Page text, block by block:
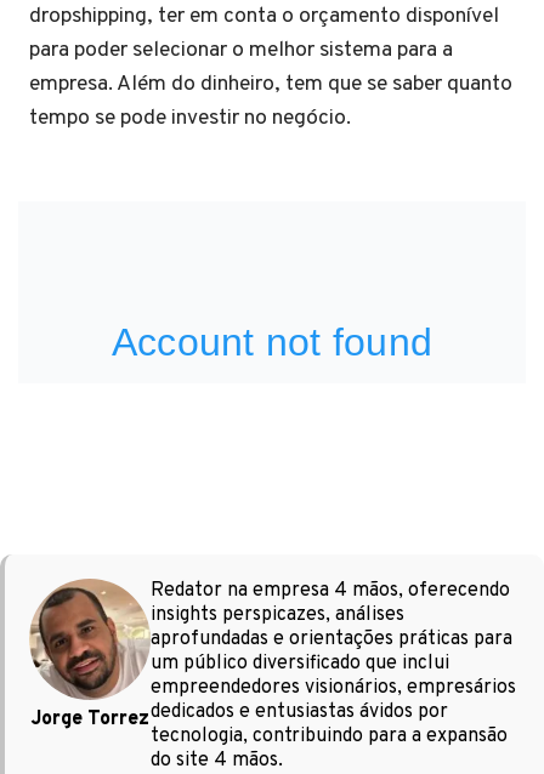
dropshipping, ter em conta o orçamento disponível
para poder selecionar o melhor sistema para a
empresa. Além do dinheiro, tem que se saber quanto
tempo se pode investir no negócio.
Jorge Torrez
Redator na empresa 4 mãos, oferecendo
insights perspicazes, análises
aprofundadas e orientações práticas para
um público diversificado que inclui
empreendedores visionários, empresários
dedicados e entusiastas ávidos por
tecnologia, contribuindo para a expansão
do site 4 mãos.